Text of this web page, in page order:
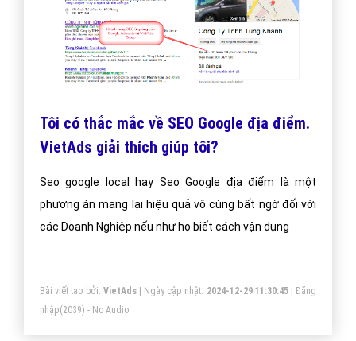
Tôi có thắc mắc về SEO Google địa điểm.
VietAds giải thích giúp tôi?
Seo google local hay Seo Google địa điểm là một
phương án mang lại hiệu quả vô cùng bất ngờ đối với
các Doanh Nghiệp nếu như họ biết cách vận dụng
Bài viết tạo bởi: VietAds| Ngày cập nhật: 2024-12-29 11:30:45|Đăng
nhập(2039) - No Audio